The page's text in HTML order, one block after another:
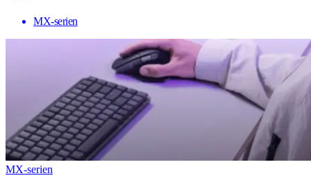
MX-serien
MX-serien